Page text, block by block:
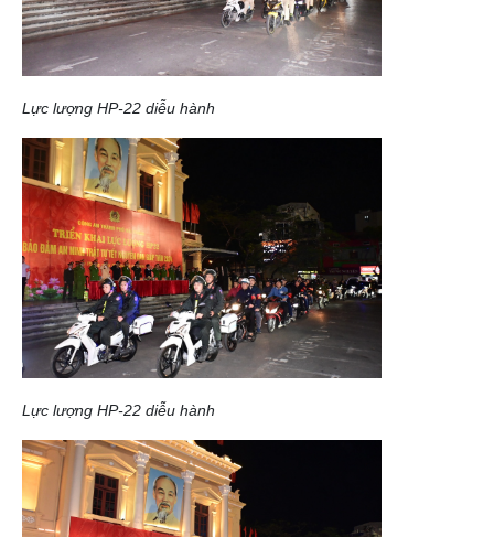
Lực lượng HP-22 diễu hành
Lực lượng HP-22 diễu hành